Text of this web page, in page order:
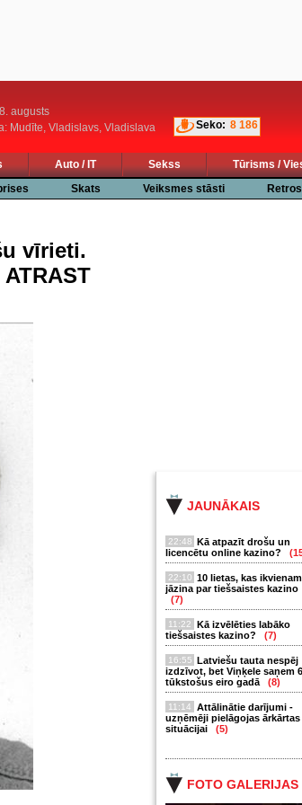
augusts
Mudīte, Vladislavs, Vladislava
Seko: 8 186
Auto / IT Sekss Tūrisms /
Skats Veiksmes stāsti
JAUNĀKAIS
22:48 Kā atpazīt drošu un
licencētu online kazino?
22:10 10 lietas, kas ikvienam
jāzina par tiešsaistes kazino
(7)
11:22
Kā izvēlēties labāko
tiešsaistes kazino?
(7)
16:55 Latviešu tauta nespēj
izdzīvot, bet Viņķele saņem
tūkstošus eiro gadā
(8)
11:14
Attālinātie darījumi -
uzņēmēji pielāgojas ārkārtas
situācijai
(5)
FOTO GALERIJAS
vīrieti.